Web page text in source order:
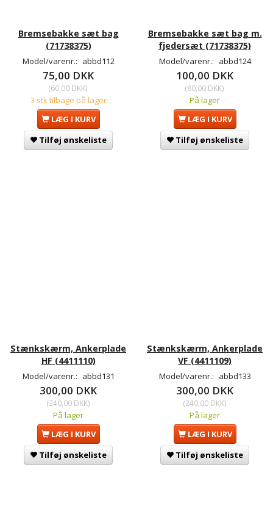
Bremsebakke sæt bag
(71738375)
Model/varenr.: abbd112
75,00 DKK
(60,00 DKK)
3 stk tilbage på lager
LÆG I KURV
Tilføj ønskeliste
Bremsebakke sæt bag m.
fjedersæt (71738375)
Model/varenr.: abbd124
100,00 DKK
(80,00 DKK)
På lager
LÆG I KURV
Tilføj ønskeliste
Stænkskærm, Ankerplade
HF (4411110)
Model/varenr.: abbd131
300,00 DKK
(240,00 DKK)
På lager
LÆG I KURV
Tilføj ønskeliste
Stænkskærm, Ankerplade
VF (4411109)
Model/varenr.: abbd133
300,00 DKK
(240,00 DKK)
På lager
LÆG I KURV
Tilføj ønskeliste